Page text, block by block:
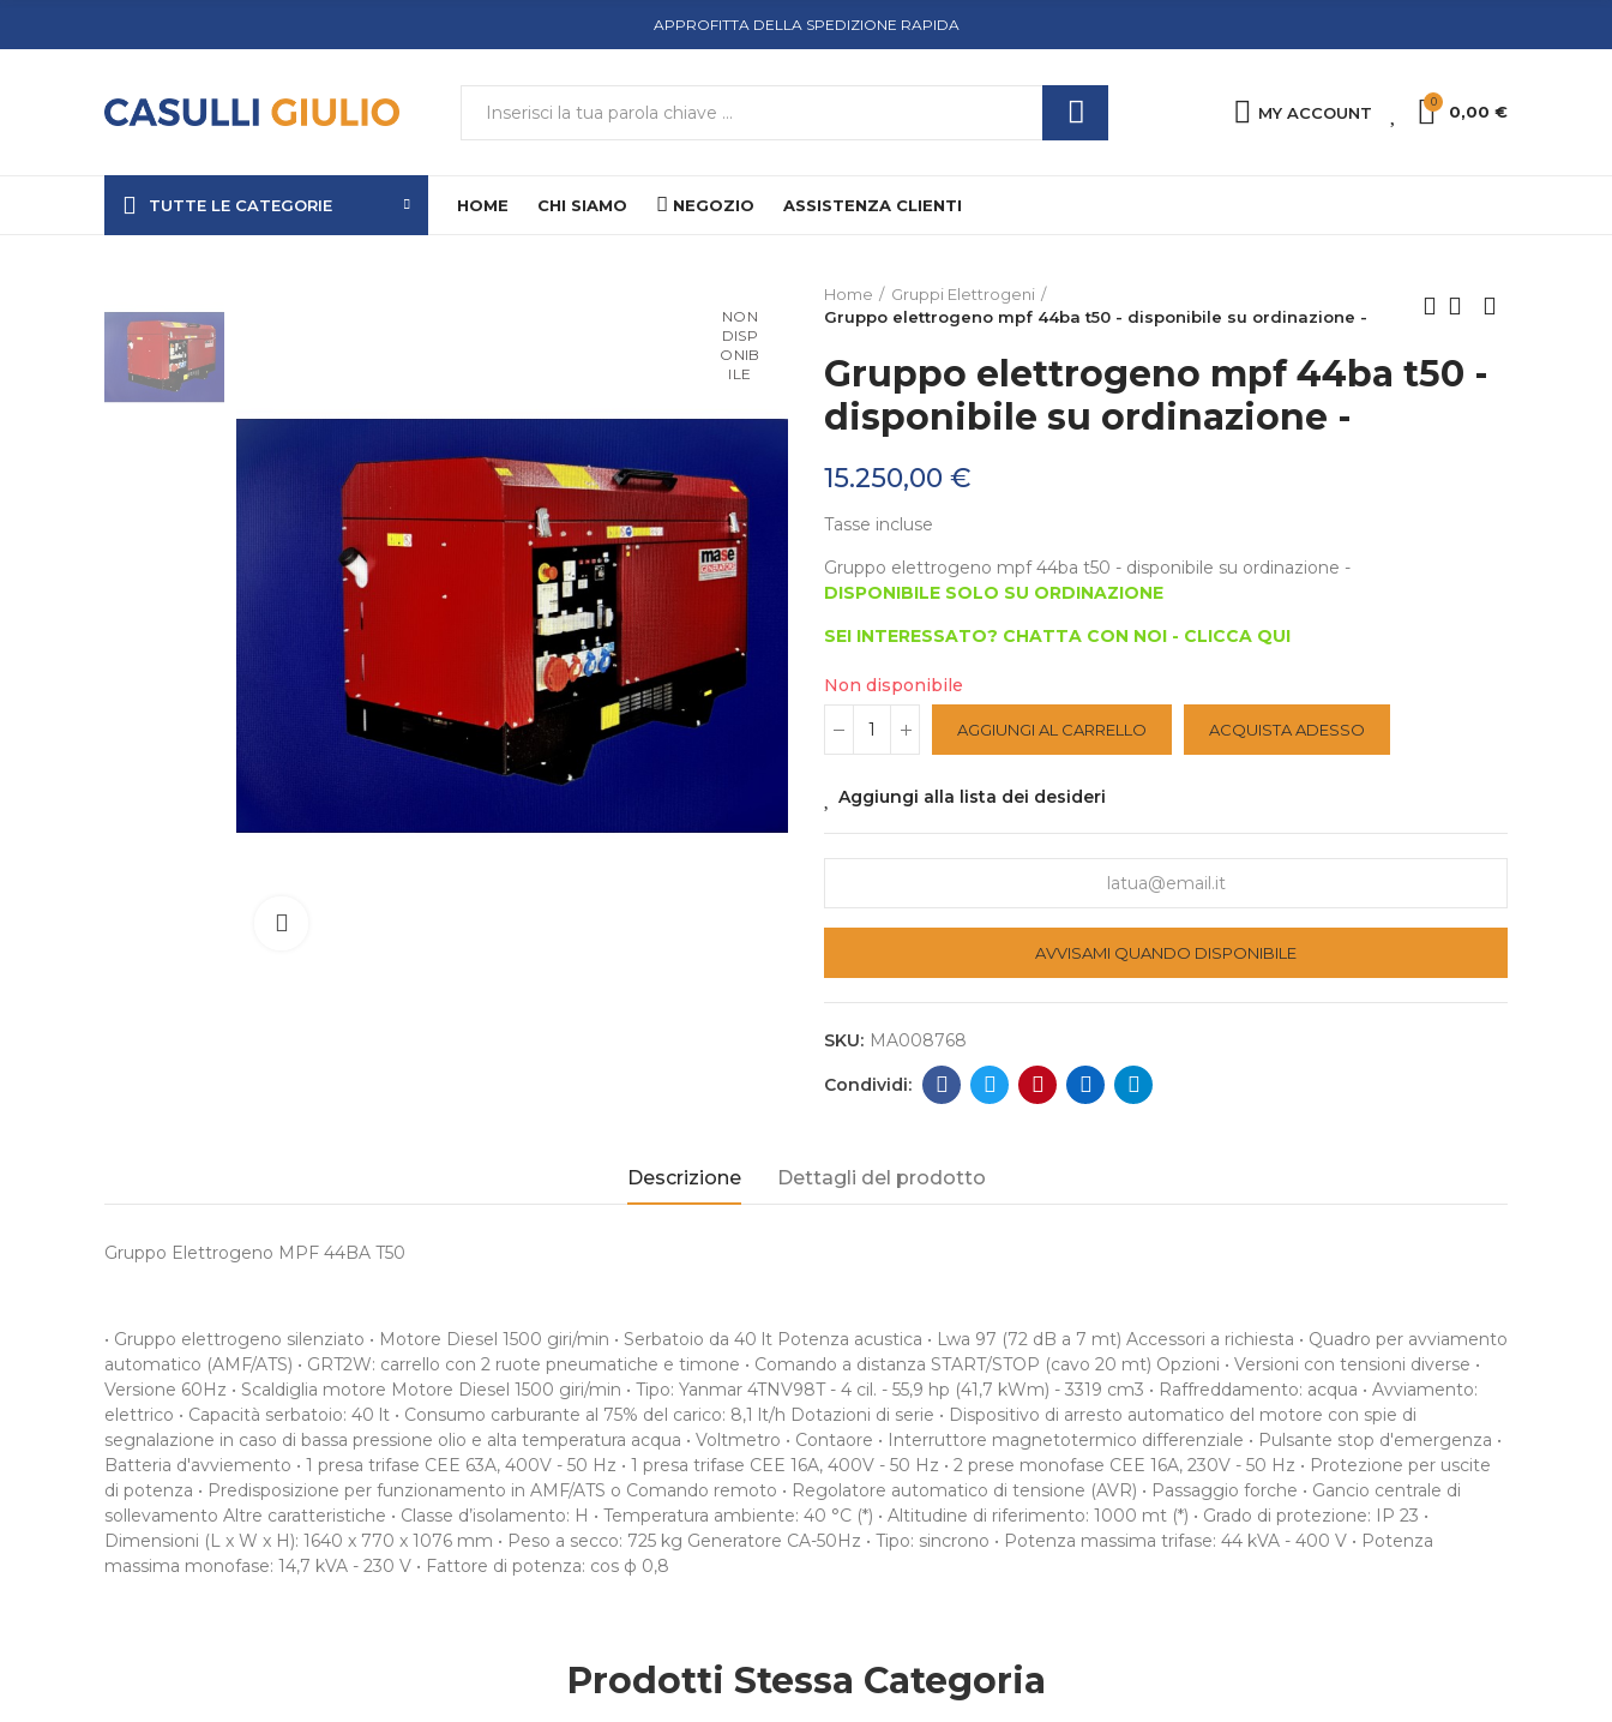
APPROFITTA DELLA SPEDIZIONE RAPIDA
MY ACCOUNT
0
0,00 €
TUTTE LE CATEGORIE HOME CHI SIAMO NEGOZIO ASSISTENZA CLIENTI
NON
DISP
ONIB
ILE
Home
Gruppi Elettrogeni
Gruppo elettrogeno mpf 44ba t50 - disponibile su ordinazione -
Gruppo elettrogeno mpf 44ba t50 -
disponibile su ordinazione -
15.250,00 €
Tasse incluse
Gruppo elettrogeno mpf 44ba t50 - disponibile su ordinazione -
DISPONIBILE SOLO SU ORDINAZIONE
SEI INTERESSATO? CHATTA CON NOI - CLICCA QUI
Non disponibile
AGGIUNGI AL CARRELLO ACQUISTA ADESSO
Aggiungi alla lista dei desideri
AVVISAMI QUANDO DISPONIBILE
SKU: MA008768
Descrizione Dettagli del prodotto
Gruppo Elettrogeno MPF 44BA T50
• Gruppo elettrogeno silenziato • Motore Diesel 1500 giri/min • Serbatoio da 40 lt Potenza acustica • Lwa 97 (72 dB a 7 mt) Accessori a richiesta • Quadro per avviamento
automatico (AMF/ATS) • GRT2W: carrello con 2 ruote pneumatiche e timone • Comando a distanza START/STOP (cavo 20 mt) Opzioni • Versioni con tensioni diverse •
Versione 60Hz • Scaldiglia motore Motore Diesel 1500 giri/min • Tipo: Yanmar 4TNV98T - 4 cil. - 55,9 hp (41,7 kWm) - 3319 cm3 • Raffreddamento: acqua • Avviamento:
elettrico • Capacità serbatoio: 40 lt • Consumo carburante al 75% del carico: 8,1 lt/h Dotazioni di serie • Dispositivo di arresto automatico del motore con spie di
segnalazione in caso di bassa pressione olio e alta temperatura acqua • Voltmetro • Contaore • Interruttore magnetotermico differenziale • Pulsante stop d'emergenza •
Batteria d'avviemento • 1 presa trifase CEE 63A, 400V - 50 Hz • 1 presa trifase CEE 16A, 400V - 50 Hz • 2 prese monofase CEE 16A, 230V - 50 Hz • Protezione per uscite
di potenza • Predisposizione per funzionamento in AMF/ATS o Comando remoto • Regolatore automatico di tensione (AVR) • Passaggio forche • Gancio centrale di
sollevamento Altre caratteristiche • Classe d’isolamento: H • Temperatura ambiente: 40 °C (*) • Altitudine di riferimento: 1000 mt (*) • Grado di protezione: IP 23 •
Dimensioni (L x W x H): 1640 x 770 x 1076 mm • Peso a secco: 725 kg Generatore CA-50Hz • Tipo: sincrono • Potenza massima trifase: 44 kVA - 400 V • Potenza
massima monofase: 14,7 kVA - 230 V • Fattore di potenza: cos ф 0,8
Prodotti Stessa Categoria